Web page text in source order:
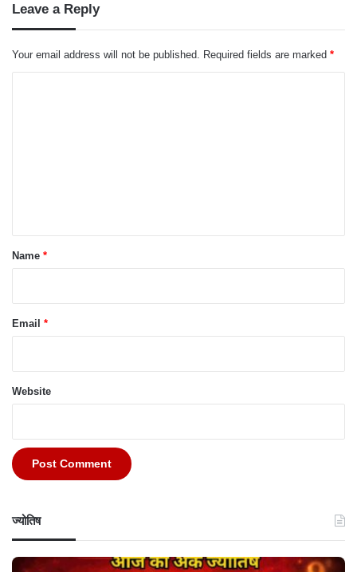
Leave a Reply
Your email address will not be published. Required fields are marked *
*
Name *
Email *
Website
ज्योतिष